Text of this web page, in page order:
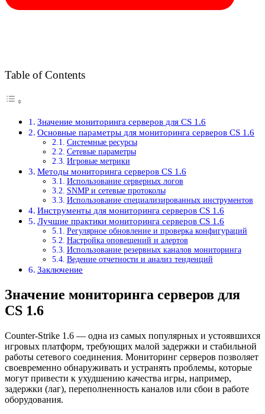
Table of Contents
Значение мониторинга серверов для CS 1.6
Основные параметры для мониторинга серверов CS 1.6
Системные ресурсы
Сетевые параметры
Игровые метрики
Методы мониторинга серверов CS 1.6
Использование серверных логов
SNMP и сетевые протоколы
Использование специализированных инструментов
Инструменты для мониторинга серверов CS 1.6
Лучшие практики мониторинга серверов CS 1.6
Регулярное обновление и проверка конфигураций
Настройка оповещений и алертов
Использование резервных каналов мониторинга
Ведение отчетности и анализ тенденций
Заключение
Значение мониторинга серверов для
CS 1.6
Counter-Strike 1.6 — одна из самых популярных и устоявшихся
игровых платформ, требующих малой задержки и стабильной
работы сетевого соединения. Мониторинг серверов позволяет
своевременно обнаруживать и устранять проблемы, которые
могут привести к ухудшению качества игры, например,
задержки (лаг), переполненность каналов или сбои в работе
оборудования.